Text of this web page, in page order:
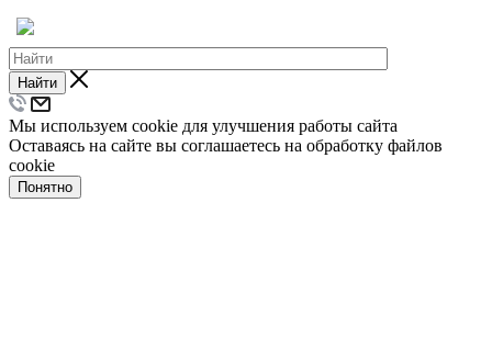
Найти
Мы используем cookie для улучшения работы сайта
Оставаясь на сайте вы соглашаетесь на обработку файлов
cookie
Понятно